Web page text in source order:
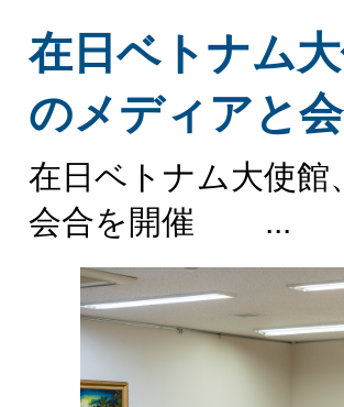
在日ベトナム
のメディアと
在日ベトナム大使
会合を開催 ...